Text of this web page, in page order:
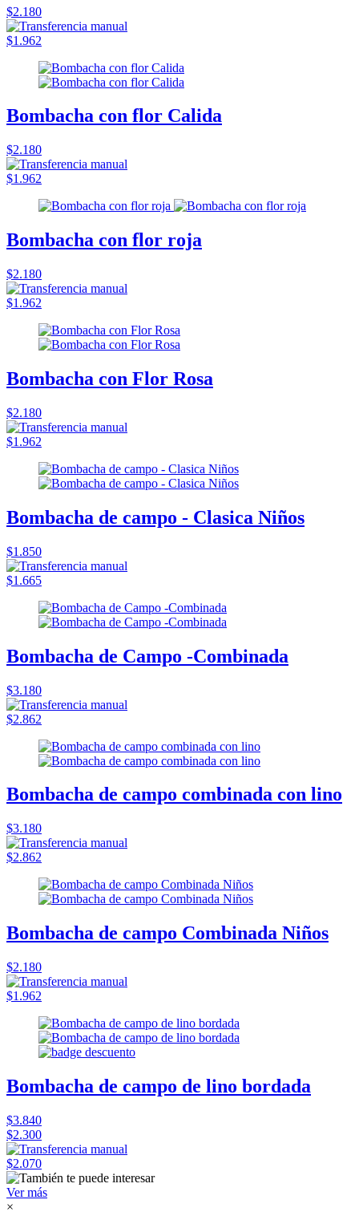
$2.180
$1.962
Bombacha con flor Calida
$2.180
$1.962
Bombacha con flor roja
$2.180
$1.962
Bombacha con Flor Rosa
$2.180
$1.962
Bombacha de campo - Clasica Niños
$1.850
$1.665
Bombacha de Campo -Combinada
$3.180
$2.862
Bombacha de campo combinada con lino
$3.180
$2.862
Bombacha de campo Combinada Niños
$2.180
$1.962
Bombacha de campo de lino bordada
$3.840
$2.300
$2.070
Ver más
×